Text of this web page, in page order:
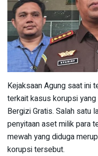
Kejaksaan Agung saat ini
terkait kasus korupsi
Bergizi Gratis. Salah satu
penyitaan aset milik para
mewah yang diduga
korupsi tersebut.